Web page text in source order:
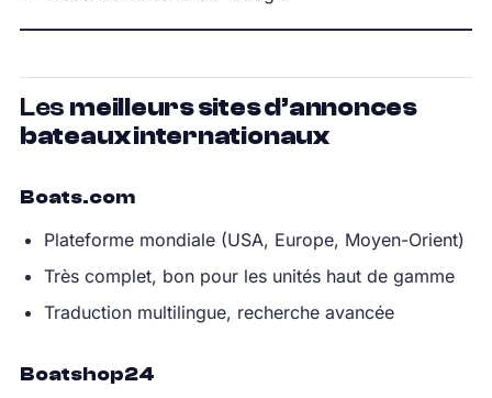
Les meilleurs sites d’annonces
bateaux internationaux
Boats.com
Plateforme mondiale (USA, Europe, Moyen-Orient)
Très complet, bon pour les unités haut de gamme
Traduction multilingue, recherche avancée
Boatshop24